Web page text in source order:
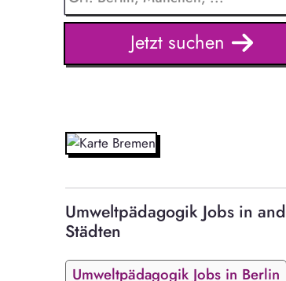
Jetzt suchen
Umweltpädagogik Jobs in
Städten
Umweltpädagogik Jobs in Berlin